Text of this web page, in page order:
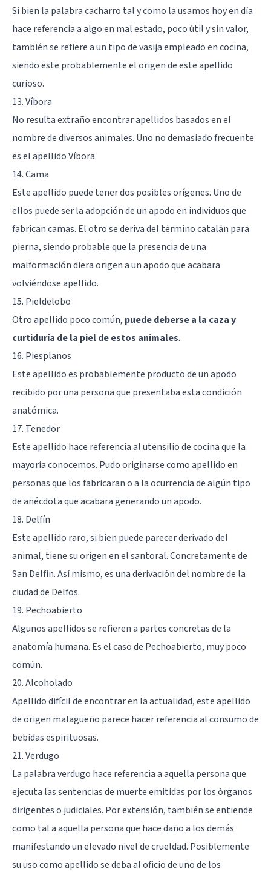
Si bien la palabra cacharro tal y como la usamos hoy en día
hace referencia a algo en mal estado, poco útil y sin valor,
también se refiere a un tipo de vasija empleado en cocina,
siendo este probablemente el origen de este apellido
curioso.
13. Víbora
No resulta extraño encontrar apellidos basados en el
nombre de diversos animales. Uno no demasiado frecuente
es el apellido Víbora.
14. Cama
Este apellido puede tener dos posibles orígenes. Uno de
ellos puede ser la adopción de un apodo en individuos que
fabrican camas. El otro se deriva del término catalán para
pierna, siendo probable que la presencia de una
malformación diera origen a un apodo que acabara
volviéndose apellido.
15. Pieldelobo
Otro apellido poco común, puede deberse a la caza y
curtiduría de la piel de estos animales.
16. Piesplanos
Este apellido es probablemente producto de un apodo
recibido por una persona que presentaba esta condición
anatómica.
17. Tenedor
Este apellido hace referencia al utensilio de cocina que la
mayoría conocemos. Pudo originarse como apellido en
personas que los fabricaran o a la ocurrencia de algún tipo
de anécdota que acabara generando un apodo.
18. Delfín
Este apellido raro, si bien puede parecer derivado del
animal, tiene su origen en el santoral. Concretamente de
San Delfín. Así mismo, es una derivación del nombre de la
ciudad de Delfos.
19. Pechoabierto
Algunos apellidos se refieren a partes concretas de la
anatomía humana. Es el caso de Pechoabierto, muy poco
común.
20. Alcoholado
Apellido difícil de encontrar en la actualidad, este apellido
de origen malagueño parece hacer referencia al consumo de
bebidas espirituosas.
21. Verdugo
La palabra verdugo hace referencia a aquella persona que
ejecuta las sentencias de muerte emitidas por los órganos
dirigentes o judiciales. Por extensión, también se entiende
como tal a aquella persona que hace daño a los demás
manifestando un elevado nivel de crueldad. Posiblemente
su uso como apellido se deba al oficio de uno de los